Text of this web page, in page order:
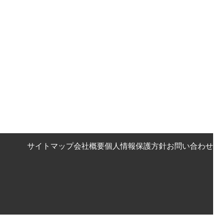
サイトマップ会社概要個人情報保護方針お問い合わせ